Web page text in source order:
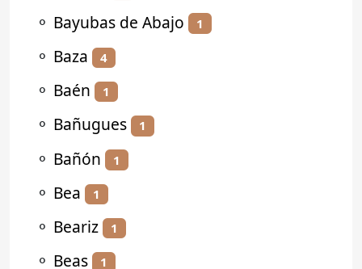
⚬ Bayubas de Abajo 1
⚬ Baza 4
⚬ Baén 1
⚬ Bañugues 1
⚬ Bañón 1
⚬ Bea 1
⚬ Beariz 1
⚬ Beas 1